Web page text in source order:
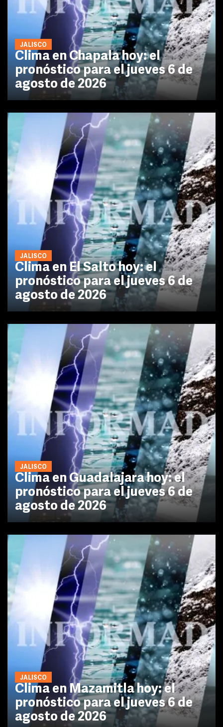
JALISCO
Clima en Chapala hoy: el
pronóstico para el jueves 6 de
agosto de 2026
JALISCO
Clima en El Salto hoy: el
pronóstico para el jueves 6 de
agosto de 2026
JALISCO
Clima en Guadalajara hoy: el
pronóstico para el jueves 6 de
agosto de 2026
JALISCO
Clima en Mazamitla hoy: el
pronóstico para el jueves 6 de
agosto de 2026